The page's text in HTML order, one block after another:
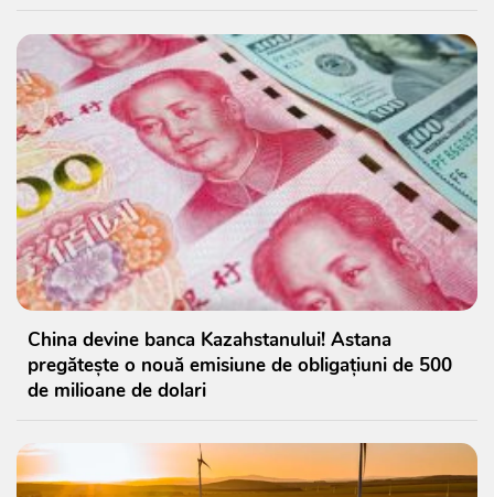
China devine banca Kazahstanului! Astana
pregătește o nouă emisiune de obligațiuni de 500
de milioane de dolari